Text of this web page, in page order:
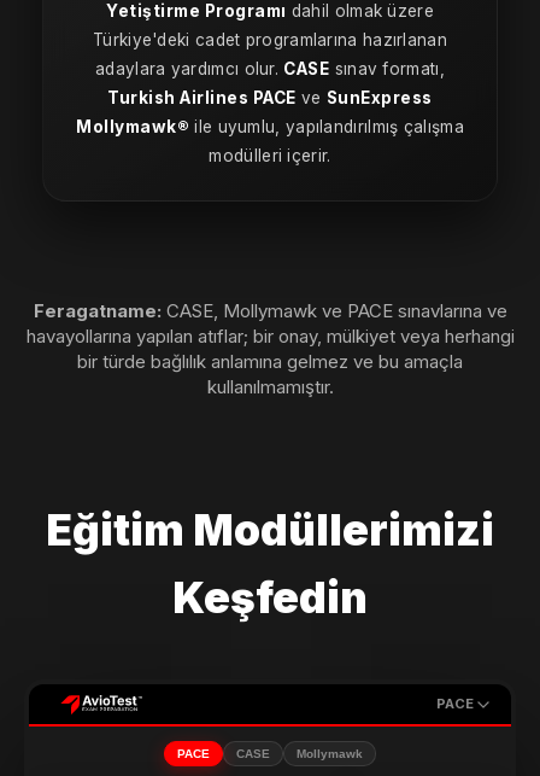
Yetiştirme Programı dahil olmak üzere
Türkiye'deki cadet programlarına hazırlanan
adaylara yardımcı olur. CASE sınav formatı,
Turkish Airlines PACE ve SunExpress
Mollymawk® ile uyumlu, yapılandırılmış çalışma
modülleri içerir.
Feragatname: CASE, Mollymawk ve PACE sınavlarına ve
havayollarına yapılan atıflar; bir onay, mülkiyet veya herhangi
bir türde bağlılık anlamına gelmez ve bu amaçla
kullanılmamıştır.
Eğitim Modüllerimizi
Keşfedin
PACE
PACE CASE Mollymawk